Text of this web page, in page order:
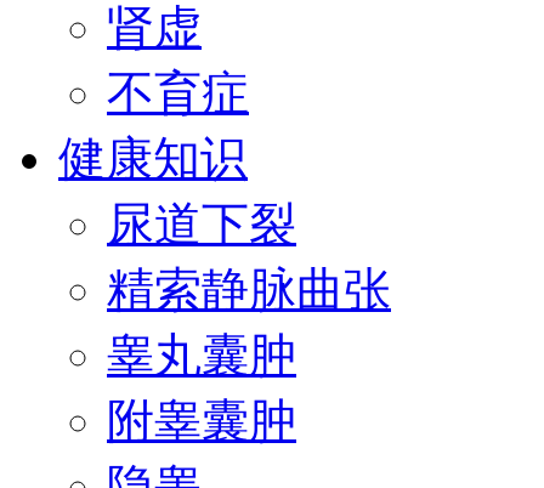
肾虚
不育症
健康知识
尿道下裂
精索静脉曲张
睾丸囊肿
附睾囊肿